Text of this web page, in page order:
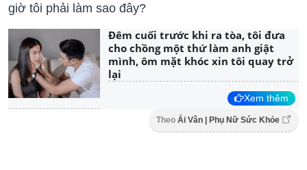
giờ tôi phải làm sao đây?
Đêm cuối trước khi ra tòa, tôi đưa
cho chồng một thứ làm anh giật
mình, ôm mặt khóc xin tôi quay trở
lại
Xem thêm
Theo Ái Vân | Phụ Nữ Sức Khỏe